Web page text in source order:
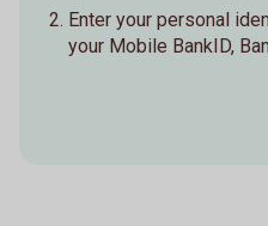
Enter your personal
your Mobile BankID,